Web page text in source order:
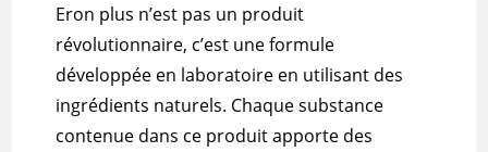
Eron plus n’est pas un produit
révolutionnaire, c’est une formule
développée en laboratoire en utilisant des
ingrédients naturels. Chaque substance
contenue dans ce produit apporte des